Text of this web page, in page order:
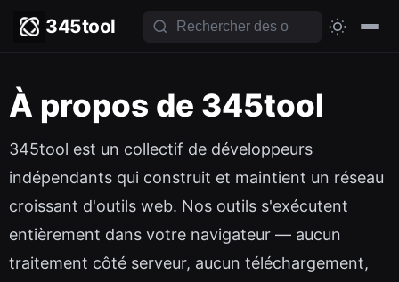
345tool
À propos de 345tool
345tool est un collectif de développeurs
indépendants qui construit et maintient un réseau
croissant d'outils web. Nos outils s'exécutent
entièrement dans votre navigateur — aucun
traitement côté serveur, aucun téléchargement,